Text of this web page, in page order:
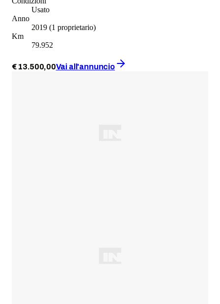
Usato
Anno
2019 (1 proprietario)
Km
79.952
€ 13.500,00Vai all'annuncio